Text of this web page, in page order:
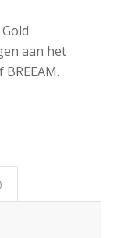
aan het